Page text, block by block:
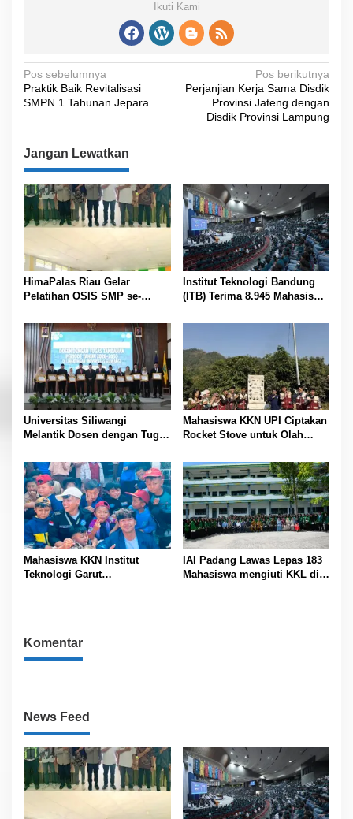
Ikuti Kami
N
a
i
g
a
s
i
p
o
s
Pos sebelumnya
Praktik Baik Revitalisasi
SMPN 1 Tahunan Jepara
Pos berikutnya
Perjanjian Kerja Sama Disdik
Provinsi Jateng dengan
Disdik Provinsi Lampung
Jangan Lewatkan
HimaPalas Riau Gelar
Pelatihan OSIS SMP se-
Sinergi dengan Pemkab
Institut Teknologi Bandung
(ITB) Terima 8.945 Mahasiswa
Universitas Siliwangi
Melantik Dosen dengan Tugas
2030
Mahasiswa KKN UPI Ciptakan
Rocket Stove untuk Olah
Mahasiswa KKN Institut
Teknologi Garut
IAI Padang Lawas Lepas 183
Mahasiswa mengiuti KKL di 7
Komentar
News Feed